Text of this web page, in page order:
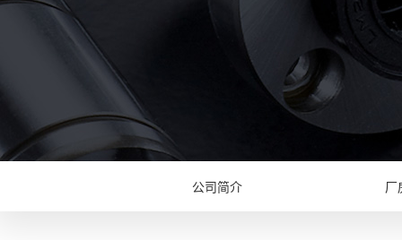
公司简介 厂